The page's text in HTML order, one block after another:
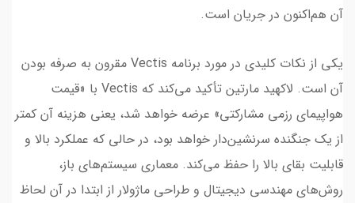
آن هم‌اکنون در جریان است.
یکی از نکات کلیدی در مورد برنامه Vectis مقرون به صرفه بودن
آن است. لاکهید مارتین تأکید می‌کند که Vectis با «قیمت
هواپیمای رزمی مشارکتی» عرضه خواهد شد، یعنی هزینه آن کمتر
از یک جنگنده سرنشین‌دار خواهد بود، در حالی که عملکرد بالا و
قابلیت بقای بالا را حفظ می‌کند. معماری سیستم‌های باز،
روش‌های مهندسی دیجیتال و طراحی ماژولار از ابتدا در آن لحاظ